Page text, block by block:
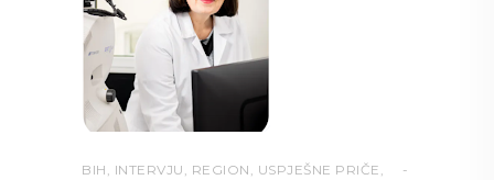
BIH , INTERVJU , REGION , USPJEŠNE PRIČE ,